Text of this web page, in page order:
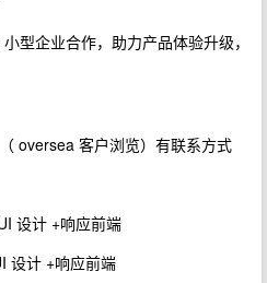
型企业合作，助力产品体验升级，
（ oversea 客户浏览）有联系方式
设计 +响应前端
设计 +响应前端